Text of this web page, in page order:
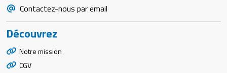
Contactez-nous par email
Découvrez
Notre mission
CGV